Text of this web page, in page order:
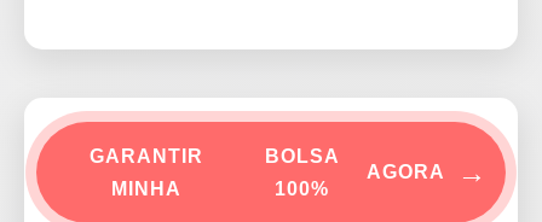
GARANTIR
MINHA
BOLSA
100%
AGORA →